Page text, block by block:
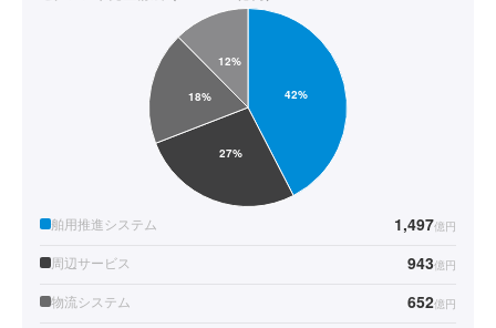
舶用推進システム 1,497億円
周辺サービス 943億円
物流システム 652億円